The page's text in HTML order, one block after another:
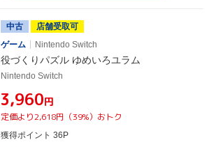
中古
店舗受取可
ゲーム
Nintendo Switch
役づくりパズル ゆめいろユラム
Nintendo Switch
¥3,960円
定価より2,618円（39%）おトク
獲得ポイント 36P